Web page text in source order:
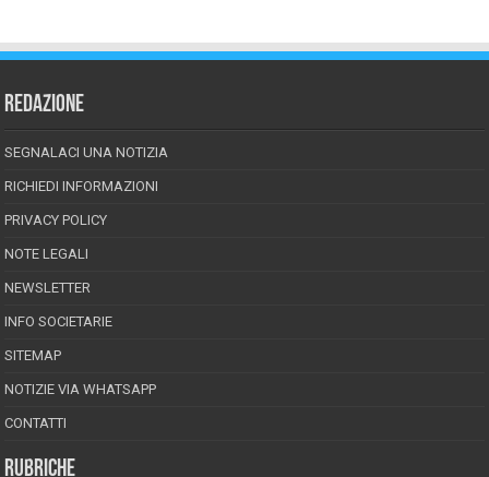
REDAZIONE
SEGNALACI UNA NOTIZIA
RICHIEDI INFORMAZIONI
PRIVACY POLICY
NOTE LEGALI
NEWSLETTER
INFO SOCIETARIE
SITEMAP
NOTIZIE VIA WHATSAPP
CONTATTI
RUBRICHE